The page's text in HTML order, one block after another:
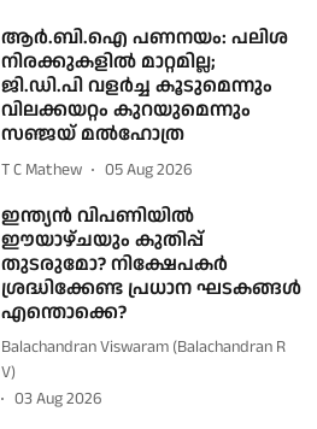
ആർ.ബി.ഐ പണനയം: പലിശ
നിരക്കുകളിൽ മാറ്റമില്ല;
ജി.ഡി.പി വളർച്ച കൂടുമെന്നും
വിലക്കയറ്റം കുറയുമെന്നും
സഞ്ജയ് മൽഹോത്ര
T C Mathew 05 Aug 2026
ഇന്ത്യൻ വിപണിയിൽ
ഈയാഴ്ചയും കുതിപ്പ്
തുടരുമോ? നിക്ഷേപകർ
ശ്രദ്ധിക്കേണ്ട പ്രധാന ഘടകങ്ങൾ
എന്തൊക്കെ?
Balachandran Viswaram (Balachandran R
V)
03 Aug 2026